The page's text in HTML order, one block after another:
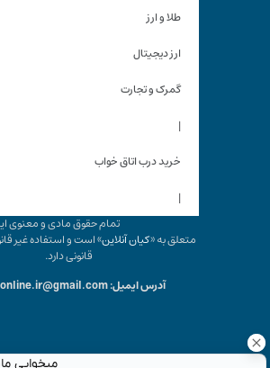
میخوایی
طلا و ارز
ارز دیجیتال
گمرک و تجارت
|
خرید درب اتاق خواب
|
تمام حقوق مادی و معنوی
متعلق به «کیان آنلاین» است و استفاده غیر
قانونی دارد.
آدرس ایمیل: kiyanonline.ir@gmail.com